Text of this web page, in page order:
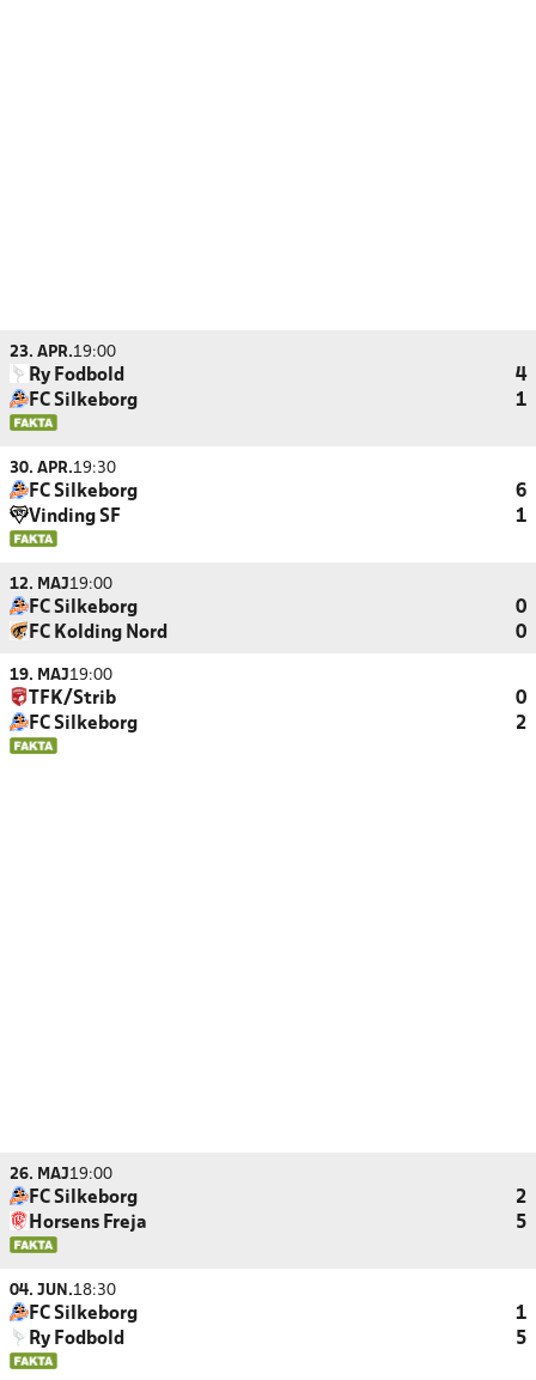
23. APR.19:00
Ry Fodbold
4
FC Silkeborg
1
30. APR.19:30
FC Silkeborg
6
Vinding SF
1
12. MAJ19:00
FC Silkeborg
0
FC Kolding Nord
0
19. MAJ19:00
TFK/Strib
0
FC Silkeborg
2
26. MAJ19:00
FC Silkeborg
2
Horsens Freja
5
04. JUN.18:30
FC Silkeborg
1
Ry Fodbold
5